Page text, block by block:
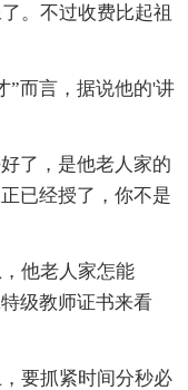
。不过收费比起祖
而言，据说他的'讲
了，是他老人家的
已经授了，你不是
他老人家怎能
级教师证书来看
要抓紧时间分秒必